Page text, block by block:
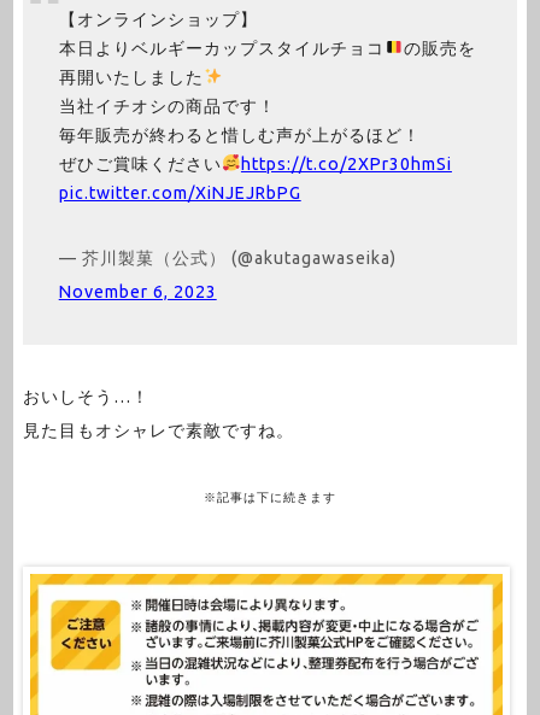
【オンラインショップ】
本日よりベルギーカップスタイルチョコ
の販売を
再開いたしました
当社イチオシの商品です！
毎年販売が終わると惜しむ声が上がるほど！
ぜひご賞味ください
https://t.co/2XPr30hmSi
pic.twitter.com/XiNJEJRbPG
— 芥川製菓（公式） (@akutagawaseika)
November 6, 2023
おいしそう…！
見た目もオシャレで素敵ですね。
※記事は下に続きます